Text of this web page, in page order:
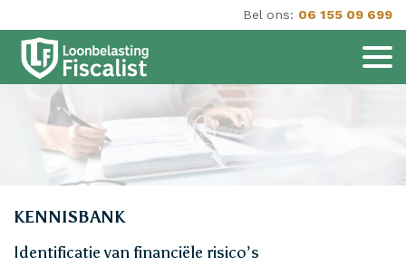
Bel ons: 06 155 09 699
KENNISBANK
Identificatie van financiële risico’s